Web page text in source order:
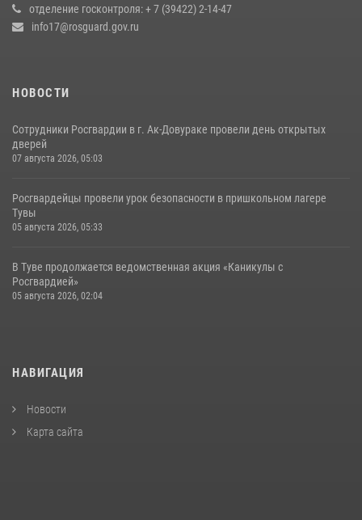
17 июля 2026, 07:22 1
отделение госконтроля: + 7 (39422) 2-14-47
info17@rosguard.gov.ru
НОВОСТИ
Сотрудники Росгвардии в г. Ак-Довураке провели день открытых
дверей
07 августа 2026, 05:03
Росгвардейцы провели урок безопасности в пришкольном лагере
Тувы
05 августа 2026, 05:33
В Туве продолжается ведомственная акция «Каникулы с
Росгвардией»
05 августа 2026, 02:04
НАВИГАЦИЯ
Новости
Карта сайта